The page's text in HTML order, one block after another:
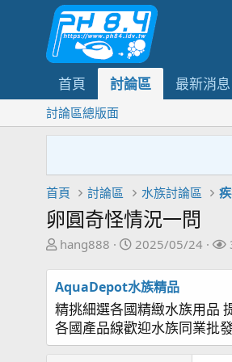
首頁 討論區 最新消息
討論區總版面
首頁 討論區 水族討論區
卵圓奇怪情況一問
主
起
人
hang888
開
日
期
2025/05/24
AquaDepot水族精品
精挑細選各國精緻水族用品
各國產品線歡迎水族同業批